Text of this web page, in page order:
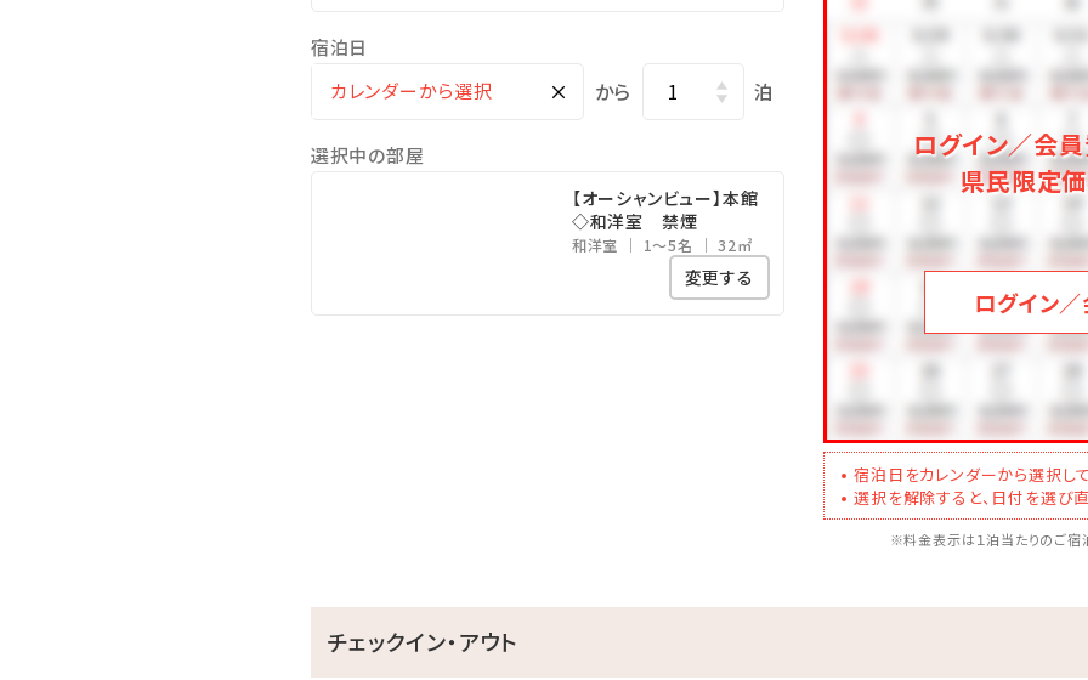
ここからも美しい海を眺めることができます！
※ご利用時間…06：00～10：00／15：00～24：00
沖縄屈指のリゾート地恩納村に泊まるならみゆきビーチへGO!!
☆･*:.｡. .｡.:*･☆ﾟ･*:.｡. .｡.:*･☆ﾟ･*:.｡. .｡.:*･☆ﾟ･*:.｡. .｡.:*･☆
宿泊日
× から 泊
選択中の部屋
【オーシャンビュー】本館
◇和洋室 禁煙
和洋室 1～5名 32㎡
変更する
ログイン／会員
県民限定
ログイン
宿泊日をカレンダーから選択し
選択を解除すると、日付を選び
※料金表示は１泊当たりのご宿
チェックイン・アウト